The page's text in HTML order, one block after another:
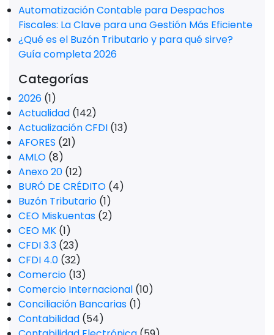
Automatización Contable para Despachos
Fiscales: La Clave para una Gestión Más Eficiente
¿Qué es el Buzón Tributario y para qué sirve?
Guía completa 2026
Categorías
2026 (1)
Actualidad (142)
Actualización CFDI (13)
AFORES (21)
AMLO (8)
Anexo 20 (12)
BURÓ DE CRÉDITO (4)
Buzón Tributario (1)
CEO Miskuentas (2)
CEO MK (1)
CFDI 3.3 (23)
CFDI 4.0 (32)
Comercio (13)
Comercio Internacional (10)
Conciliación Bancarias (1)
Contabilidad (54)